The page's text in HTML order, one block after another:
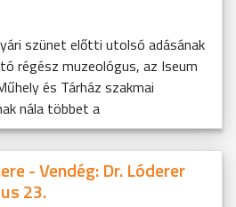
szünet előtti utolsó adásának
régész muzeológus, az Iseum
és Tárház szakmai
nála többet a
- Vendég: Dr. Lóderer
23.